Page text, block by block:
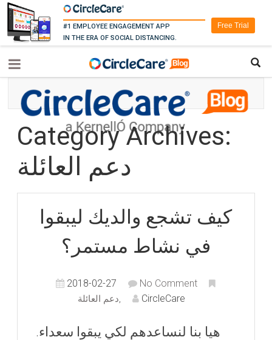
#1 EMPLOYEE ENGAGEMENT APP
IN THE ERA OF SOCIAL DISTANCING.
Free Trial
Category Archives:
دعم العائلة
كيف تشجع والديك ليبقوا
في نشاط مستمر؟
2018-02-27 No Comment
دعم العائلة, CircleCare
.هيا بنا لنساعدهم لكي يبقوا سعداء